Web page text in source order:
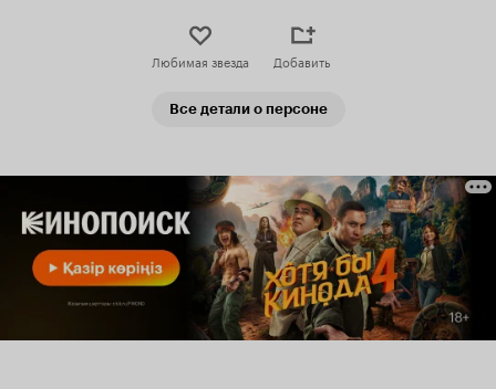
Любимая звезда Добавить
Все детали о персоне